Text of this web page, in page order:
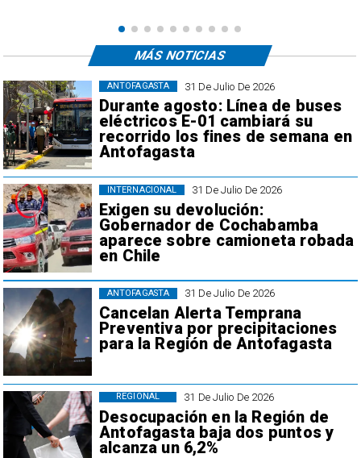
31 De Julio De 2026
Durante agosto: Línea de buses
eléctricos E-01 cambiará su
recorrido los fines de semana en
Antofagasta
ANTOFAGASTA
31 De Julio De 2026
Exigen su devolución:
Gobernador de Cochabamba
aparece sobre camioneta robada
en Chile
INTERNACIONAL
31 De Julio De 2026
Cancelan Alerta Temprana
Preventiva por precipitaciones
para la Región de Antofagasta
ANTOFAGASTA
31 De Julio De 2026
Desocupación en la Región de
Antofagasta baja dos puntos y
alcanza un 6,2%
REGIONAL
MÁS NOTICIAS